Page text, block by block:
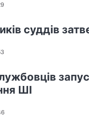
суддів
ШІ